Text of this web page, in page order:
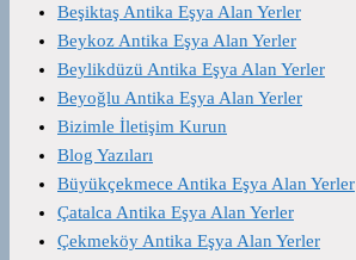
Beşiktaş Antika Eşya Alan Yerler
Beykoz Antika Eşya Alan Yerler
Beylikdüzü Antika Eşya Alan Yerler
Beyoğlu Antika Eşya Alan Yerler
Bizimle İletişim Kurun
Blog Yazıları
Büyükçekmece Antika Eşya Alan Yerler
Çatalca Antika Eşya Alan Yerler
Çekmeköy Antika Eşya Alan Yerler